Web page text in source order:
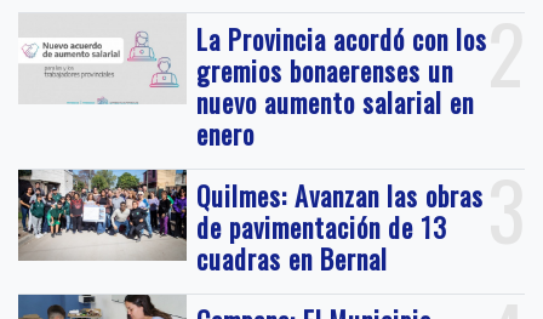
2
La Provincia acordó con los
gremios bonaerenses un
nuevo aumento salarial en
enero
3
Quilmes: Avanzan las obras
de pavimentación de 13
cuadras en Bernal